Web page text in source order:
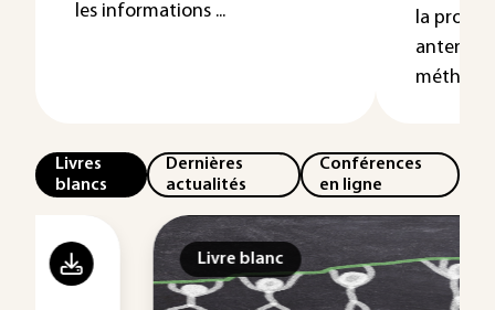
les informations ...
la
antenne
Livres
blancs
Dernières
actualités
Conférences
en ligne
Livre blanc